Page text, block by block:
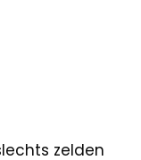
zelden